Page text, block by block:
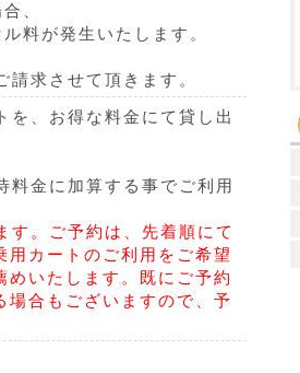
、
料が発生いたします。
求させて頂きます。
を、お得な料金にて貸し出
金に加算する事でご利用
。ご予約は、先着順にて
カートのご利用をご希望
いたします。既にご予約
場合もございますので、予